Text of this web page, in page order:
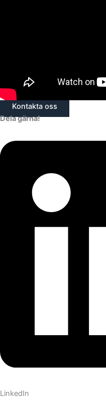
Kontakta oss
Dela gärna!
LinkedIn